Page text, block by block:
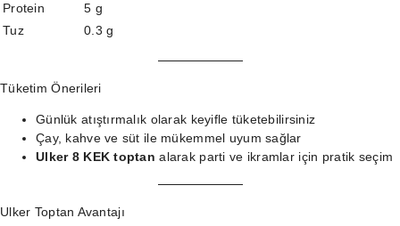
Protein
5 g
Tuz
0.3 g
Tüketim Önerileri
Günlük atıştırmalık olarak keyifle tüketebilirsiniz
Çay, kahve ve süt ile mükemmel uyum sağlar
Ulker 8 KEK toptan alarak parti ve ikramlar için pratik seçim
Ulker Toptan Avantajı